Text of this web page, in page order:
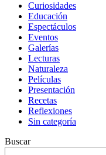
Curiosidades
Educación
Espectáculos
Eventos
Galerías
Lecturas
Naturaleza
Películas
Presentación
Recetas
Reflexiones
Sin categoría
Buscar